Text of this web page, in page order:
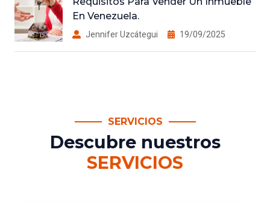
En Venezuela.
Jennifer Uzcátegui 19/09/2025
SERVICIOS
Descubre nuestros
SERVICIOS